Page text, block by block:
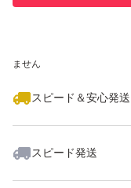
ません
スピード＆安心発送
スピード発送